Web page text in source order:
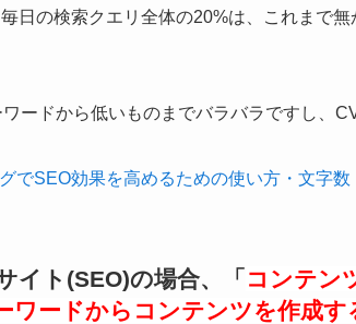
日の検索クエリ全体の20%は、これまで
ードから低いものまでバラバラですし、
でSEO効果を高めるための使い方・文字
イト(SEO)の場合、「 コンテン
ワードからコンテンツを作成す